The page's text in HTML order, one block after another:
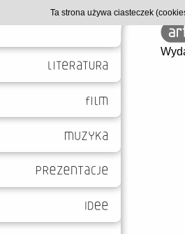
Ta strona używa ciasteczek